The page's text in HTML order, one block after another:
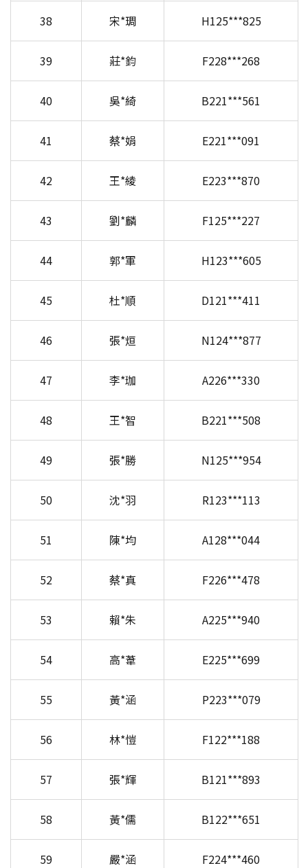
38 宋*琱 H125***825
39 莊*鈞 F228***268
40 吳*綺 B221***561
41 蔡*娟 E221***091
42 王*綾 E223***870
43 劉*麟 F125***227
44 郭*軍 H123***605
45 杜*順 D121***411
46 張*烜 N124***877
47 李*珈 A226***330
48 王*智 B221***508
49 張*勝 N125***954
50 沈*羽 R123***113
51 陳*均 A128***044
52 蔡*真 F226***478
53 賴*朱 A225***940
54 高*葦 E225***699
55 黃*涵 P223***079
56 林*愷 F122***188
57 張*輝 B121***893
58 黃*儒 B122***651
59 嚴*涵 F224***460